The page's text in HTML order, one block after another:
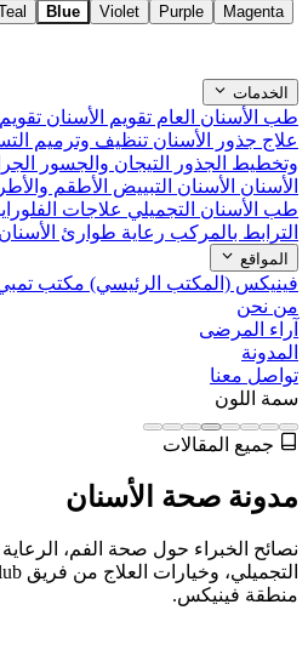
Blue Violet Purple Magenta
الخدمات
طب الأسنان العام تقويم الأسنان
علاج جذور الأسنان تنظيف وترميم
وتخطيط الجذور
التيجان والجسور
الأسنان الأسنان التبييض الأطقم
طب الأسنان التجميلي علاجات
الترابط بالمركب رعاية طوارئ الأسنان
المواقع
فينيكس (المكتب الرئيسي) مكتب
من نحن
آراء المرضى
المدونة
تواصل معنا
سمة اللون
جميع المقالات
مدونة صحة الأسنان
نصائح الخبراء حول صحة الفم،
منطقة فينيكس.